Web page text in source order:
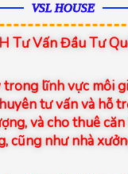
VSL HOUSE
Tư Vấn Đầu Tư
trong lĩnh vực môi
tư vấn và hỗ
và cho thuê
cũng như nhà